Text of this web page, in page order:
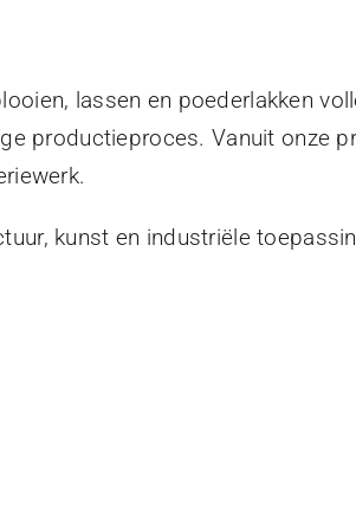
lassen en poederlakken
productieproces. Vanuit onze
kunst en industriële